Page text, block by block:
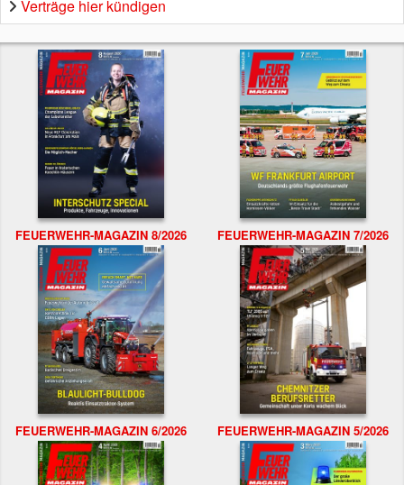
Verträge hier kündigen
FEUERWEHR-MAGAZIN 8/2026 FEUERWEHR-MAGAZIN 7/2026
FEUERWEHR-MAGAZIN 6/2026 FEUERWEHR-MAGAZIN 5/2026